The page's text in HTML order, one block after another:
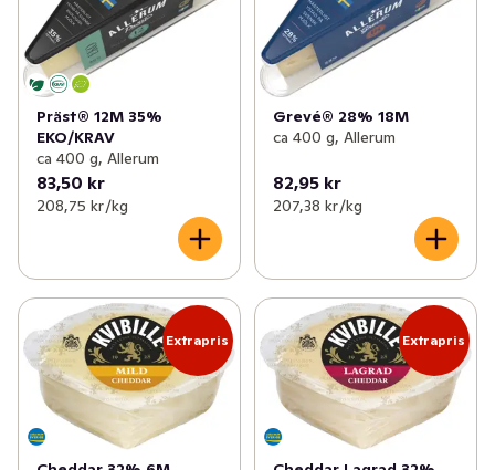
Präst® 12M 35%
EKO/KRAV
ca 400 g, Allerum
83,50 kr
208,75 kr /kg
Grevé® 28% 18M
ca 400 g, Allerum
82,95 kr
207,38 kr /kg
Extrapris Extrapris